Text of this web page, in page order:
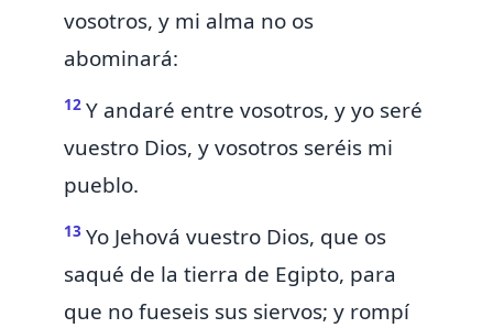
vosotros, y mi alma no os
abominará:
12 Y andaré entre vosotros, y yo seré
vuestro Dios, y vosotros seréis mi
pueblo.
13 Yo Jehová vuestro Dios, que os
saqué de la tierra de Egipto, para
que no fueseis sus siervos; y rompí